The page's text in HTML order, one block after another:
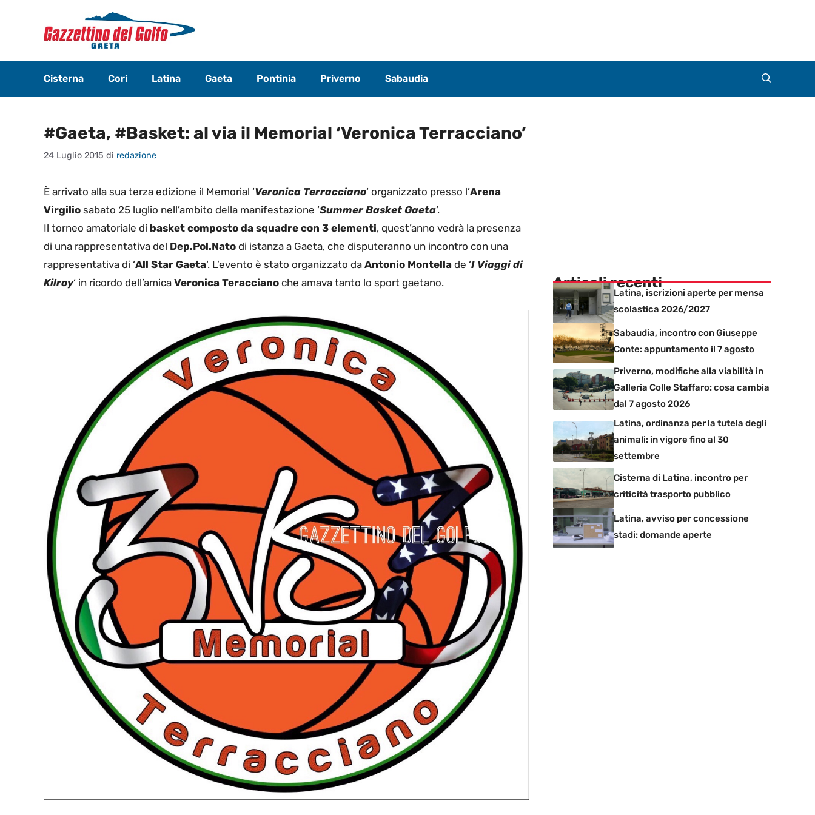
contenuto
Cisterna Cori Latina Gaeta Pontinia Priverno Sabaudia
#Gaeta, #Basket: al via il Memorial ‘Veronica Terracciano’
24 Luglio 2015 di redazione
È arrivato alla sua terza edizione il Memorial ‘Veronica Terracciano‘ organizzato presso l’Arena
Virgilio sabato 25 luglio nell’ambito della manifestazione ‘Summer Basket Gaeta‘.
Il torneo amatoriale di basket composto da squadre con 3 elementi, quest’anno vedrà la presenza
di una rappresentativa del Dep.Pol.Nato di istanza a Gaeta, che disputeranno un incontro con una
rappresentativa di ‘All Star Gaeta‘. L’evento è stato organizzato da Antonio Montella de ‘I Viaggi di
Kilroy‘ in ricordo dell’amica Veronica Teracciano che amava tanto lo sport gaetano. Articoli recenti
Latina, iscrizioni aperte per mensa
scolastica 2026/2027
Sabaudia, incontro con Giuseppe
Conte: appuntamento il 7 agosto
Priverno, modifiche alla viabilità in
Galleria Colle Staffaro: cosa cambia
dal 7 agosto 2026
Latina, ordinanza per la tutela degli
animali: in vigore fino al 30
settembre
Cisterna di Latina, incontro per
criticità trasporto pubblico
Latina, avviso per concessione
stadi: domande aperte